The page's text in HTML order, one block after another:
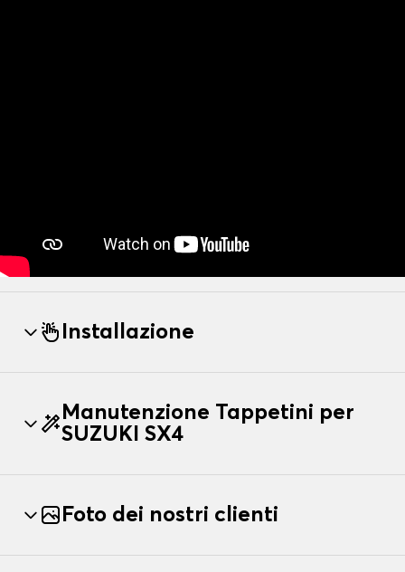
Installazione
Manutenzione Tappetini per
SUZUKI SX4
Foto dei nostri clienti